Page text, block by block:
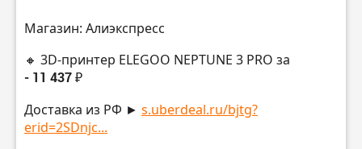
Магазин: Алиэкспресс
🔸 3D-принтер ELEGOO NEPTUNE 3 PRO за
- 11 437 ₽
Доставка из РФ ► s.uberdeal.ru/bjtg?
erid=2SDnjc...